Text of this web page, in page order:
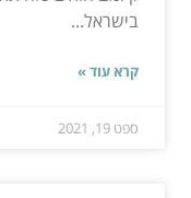
בישראל...
קרא עוד »
ספט 19, 2021